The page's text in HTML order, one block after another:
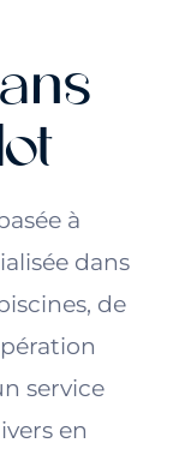
à
dans
de
service
en